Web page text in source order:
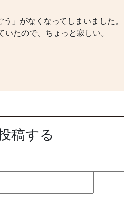
」がなくなってしまいました。
たので、ちょっと寂しい。
稿する